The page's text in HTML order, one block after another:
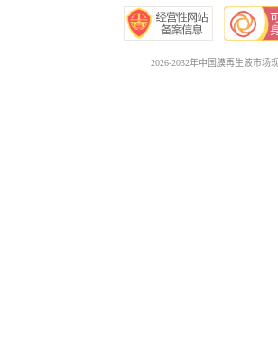
2026-2032年中国膜再生液市场